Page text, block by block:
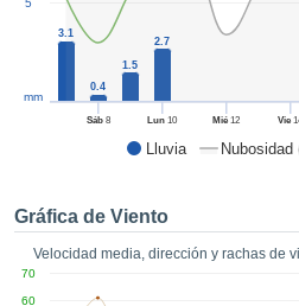
a la
en
así como
un perfil
CONFIGURACIÓN
Lluvia Nubosidad
Sáb8 Lun 10 Mié 12 Vie
5
mm
3.1
0.4
1.5
2.7
Gráfica de Viento
Velocidad media, dirección y rachas de
60
70